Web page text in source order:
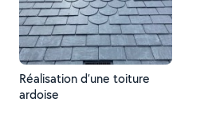
Réalisation d’une toiture
ardoise